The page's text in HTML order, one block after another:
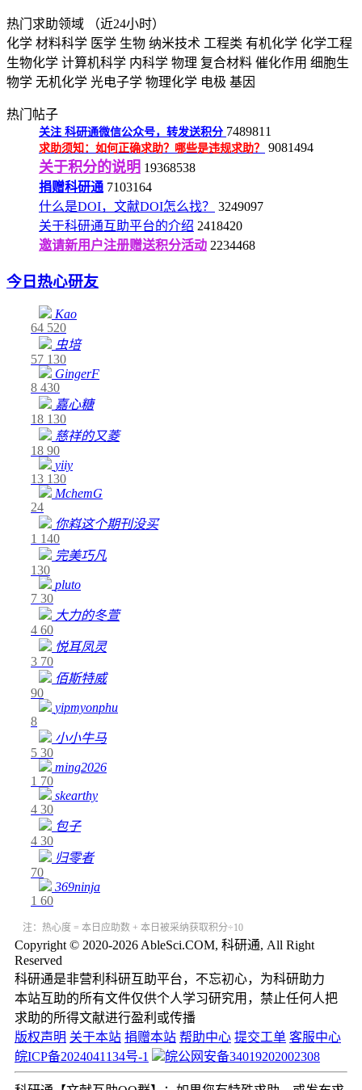
热门求助领域
（近24小时）
化学 材料科学 医学 生物 纳米技术 工程类 有机化学 化学工程
生物化学 计算机科学 内科学 物理 复合材料 催化作用 细胞生
物学 无机化学 光电子学 物理化学 电极 基因
热门帖子
关注 科研通微信公众号，转发送积分 7489811
求助须知：如何正确求助？哪些是违规求助？ 9081494
关于积分的说明 19368538
捐赠科研通 7103164
什么是DOI，文献DOI怎么找？
3249097
关于科研通互助平台的介绍 2418420
邀请新用户注册赠送积分活动 2234468
今日热心研友
Kao
64 520
虫培
57 130
GingerF
8 430
嘉心糖
18 130
慈祥的又菱
18 90
yiiy
13 130
MchemG
24
你嵙这个期刊没买
1 140
完美巧凡
130
pluto
7 30
大力的冬萱
4 60
悦耳凤灵
3 70
佰斯特威
90
yipmyonphu
8
小小牛马
5 30
ming2026
1 70
skearthy
4 30
包子
4 30
归零者
70
369ninja
1 60
注：热心度 = 本日应助数 + 本日被采纳获取积分÷10
Copyright © 2020-2026 AbleSci.COM, 科研通, All Right
Reserved
科研通是非营利科研互助平台，不忘初心，为科研助力
本站互助的所有文件仅供个人学习研究用，禁止任何人把
求助的所得文献进行盈利或传播
版权声明 关于本站 捐赠本站 帮助中心 提交工单 客服中心
皖ICP备2024041134号-1
皖公网安备34019202002308